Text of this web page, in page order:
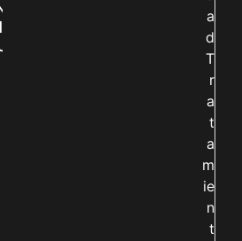
LA FERIA
QUE
Y CREAN’
a
d
T
r
a
t
a
m
ie
n
t